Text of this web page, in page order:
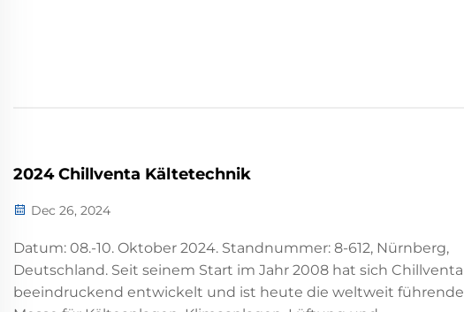
2024 Chillventa Kältetechnik
Dec 26, 2024
Datum: 08.-10. Oktober 2024. Standnummer: 8-612, Nürnberg,
Deutschland. Seit seinem Start im Jahr 2008 hat sich Chillventa
beeindruckend entwickelt und ist heute die weltweit führende